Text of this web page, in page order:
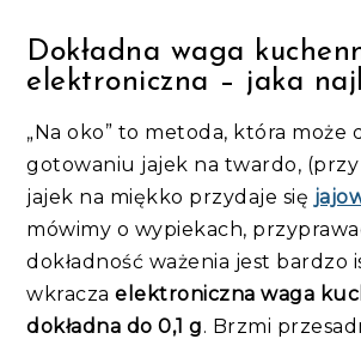
Dokładna waga
elektroniczna – jaka
„Na oko” to metoda, która może
gotowaniu jajek na twardo,
jajek na miękko przydaje się
mówimy o wypiekach,
dokładność ważenia jest bardzo
wkraczaelektroniczna waga
dokładna do 0,1 g. Brzmi